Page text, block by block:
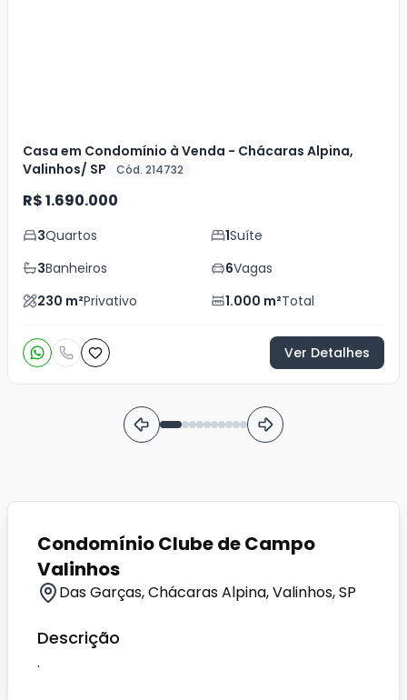
Casa em Condomínio à Venda - Chácaras Alpina,
Valinhos/ SP
Cód. 214732
R$ 1.690.000
3Quartos 1Suíte
3Banheiros 6Vagas
230 m²Privativo 1.000 m²Total
Ver Detalhes
Condomínio Clube de Campo
Valinhos
Das Garças, Chácaras Alpina, Valinhos, SP
Descrição
.